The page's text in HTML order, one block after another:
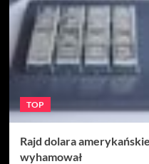
TOP
Rajd dolara
wyhamował